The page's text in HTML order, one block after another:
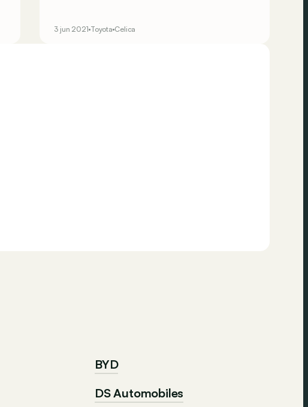
Toyota het model op. Nu is het moment om daar
3 jun 2021 Toyota Celica
BYD
DS Automobiles